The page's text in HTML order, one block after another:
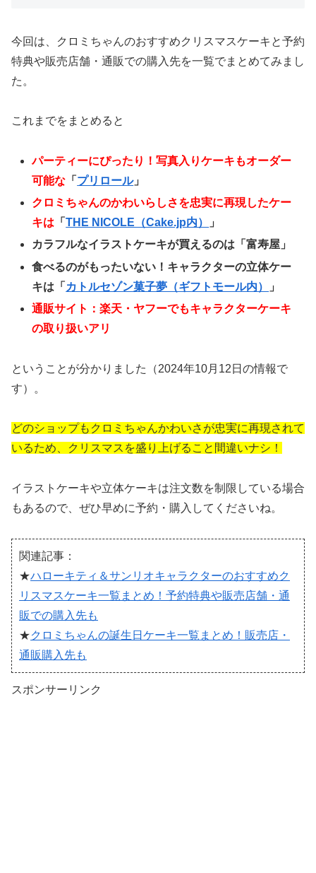
今回は、クロミちゃんのおすすめクリスマスケーキと予約
特典や販売店舗・通販での購入先を一覧でまとめてみまし
た。
これまでをまとめると
パーティーにぴったり！写真入りケーキもオーダー
可能な 「 プリロール」
クロミちゃんのかわいらしさを忠実に再現したケー
キは 「THE NICOLE（Cake.jp内）
」
カラフルなイラストケーキが買えるのは「富寿屋」
食べるのがもったいない！キャラクターの立体ケー
キは「 カトルセゾン菓子夢（ギフトモール内）
」
通販サイト：楽天・ヤフーでもキャラクターケーキ
の取り扱いアリ
ということが分かりました（2024年10月12日の情報で
す）。
どのショップもクロミちゃんかわいさが忠実に再現されて
いるため、クリスマスを盛り上げること間違いナシ！
イラストケーキや立体ケーキは注文数を制限している場合
もあるので、ぜひ早めに予約・購入してくださいね。
関連記事：
★ハローキティ＆サンリオキャラクターのおすすめク
リスマスケーキ一覧まとめ！予約特典や販売店舗・通
販での購入先も
★クロミちゃんの誕生日ケーキ一覧まとめ！販売店・
通販購入先も
スポンサーリンク